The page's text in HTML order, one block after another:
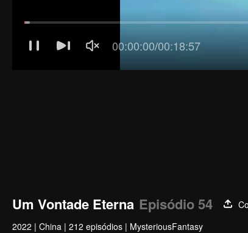
Um Vontade Eterna Episódio 54
2022 | China | 212 episódios | MysteriousFantasy